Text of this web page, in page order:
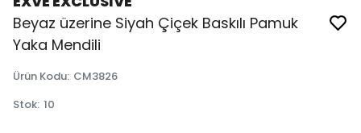
Beyaz üzerine Siyah Çiçek Baskılı Pamuk
Yaka Mendili
Ürün Kodu: CM3826
Stok: 10